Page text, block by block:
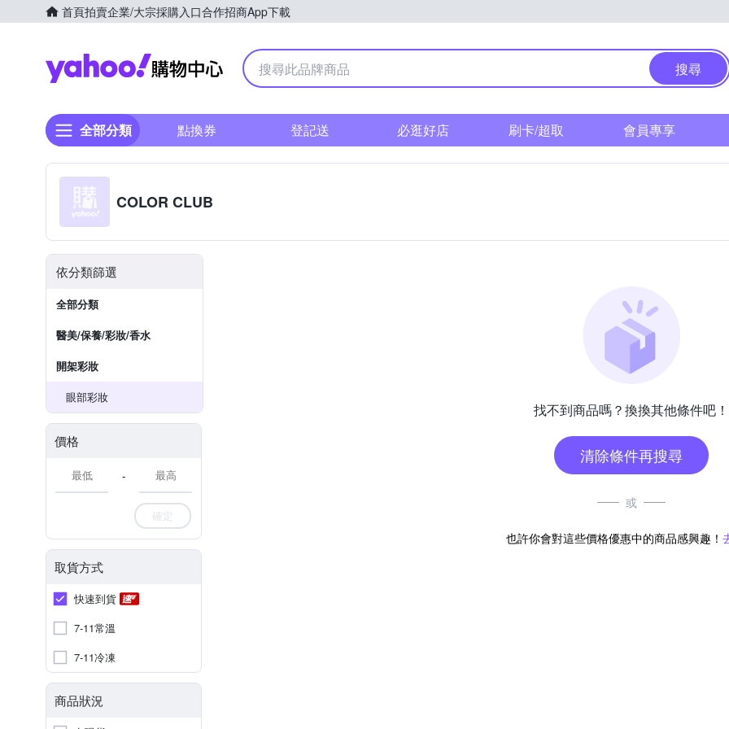
首頁拍賣企業/大宗採購入口合作招商App下載
Yahoo購物中心
搜尋
全部分類 點換券 登記送 必逛好店 刷卡/超取 會員專享
COLOR CLUB
依分類篩選
全部分類
醫美/保養/彩妝/香水
開架彩妝
眼部彩妝
價格
-
確定
取貨方式
快速到貨
7-11常溫
7-11冷凍
商品狀況
找不到商品嗎？換換其他條件吧！
清除條件再搜尋
或
也許你會對這些價格優惠中的商品感興趣！